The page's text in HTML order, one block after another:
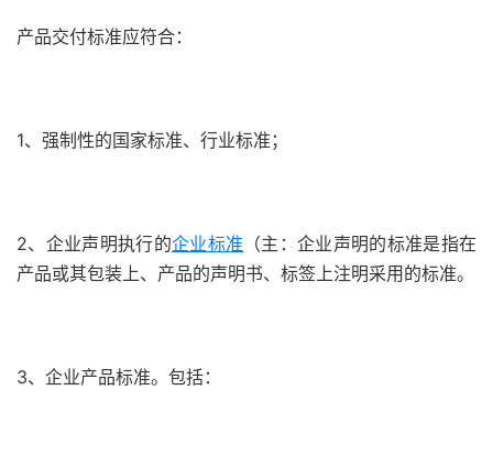
产品交付标准应符合：
1、强制性的国家标准、行业标准；
2、企业声明执行的企业标准 （主：企业声明的标准是指在
产品或其包装上、产品的声明书、标签上注明采用的标准。
3、企业产品标准。包括：